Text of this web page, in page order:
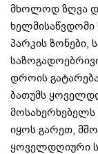
მხოლოდ ზღვა
ხელმისაწვდომი
პარკის ზონები,
დროის
ბათუმს
მოსახერხებელს
იყოს გარეთ,
ყოველდღიური